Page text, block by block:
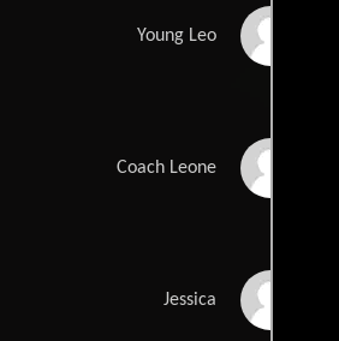
Young Leo
Coach Leone
Jessica